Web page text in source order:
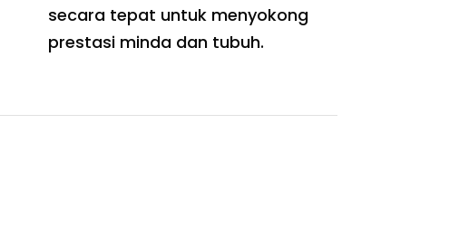
secara tepat untuk menyokong
prestasi minda dan tubuh.